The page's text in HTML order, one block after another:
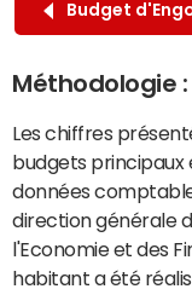
Budget
Méthodologie :
Les chiffres
budgets principaux
données
direction générale
l'Economie et des
habitant a été